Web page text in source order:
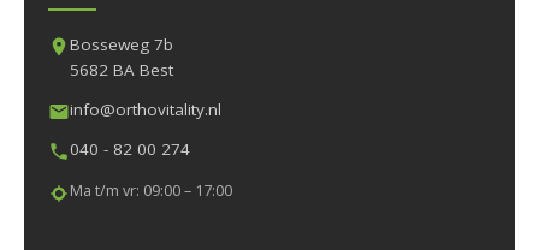
Bosseweg 7b
5682 BA Best
info@orthovitality.nl
040 - 82 00 274
Ma t/m vr: 09:00 – 17:00